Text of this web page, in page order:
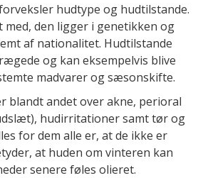
hudtype og hudtilstande.
med, den ligger i genetikken og
af nationalitet. Hudtilstande
og kan eksempelvis blive
madvarer og sæsonskifte.
blandt andet over akne, perioral
hudirritationer samt tør og
for dem alle er, at de ikke er
at huden om vinteren kan
senere føles olieret.